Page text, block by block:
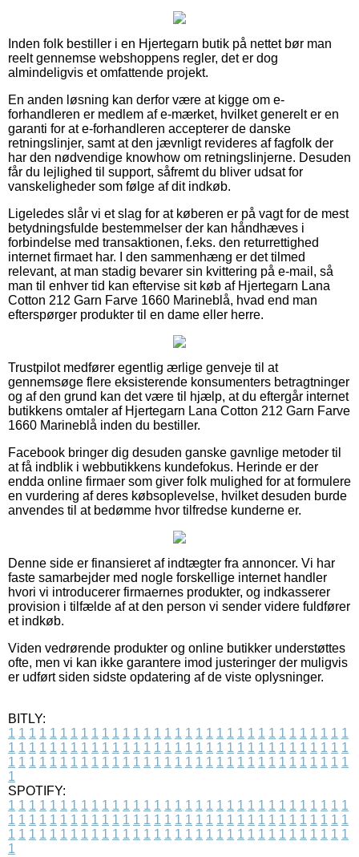
Inden folk bestiller i en Hjertegarn butik på nettet bør man
reelt gennemse webshoppens regler, det er dog
almindeligvis et omfattende projekt.
En anden løsning kan derfor være at kigge om e-
forhandleren er medlem af e-mærket, hvilket generelt er en
garanti for at e-forhandleren accepterer de danske
retningslinjer, samt at den jævnligt revideres af fagfolk der
har den nødvendige knowhow om retningslinjerne. Desuden
får du lejlighed til support, såfremt du bliver udsat for
vanskeligheder som følge af dit indkøb.
Ligeledes slår vi et slag for at køberen er på vagt for de mest
betydningsfulde bestemmelser der kan håndhæves i
forbindelse med transaktionen, f.eks. den returrettighed
internet firmaet har. I den sammenhæng er det tilmed
relevant, at man stadig bevarer sin kvittering på e-mail, så
man til enhver tid kan eftervise sit køb af Hjertegarn Lana
Cotton 212 Garn Farve 1660 Marineblå, hvad end man
efterspørger produkter til en dame eller herre.
Trustpilot medfører egentlig ærlige genveje til at
gennemsøge flere eksisterende konsumenters betragtninger
og af den grund kan det være til hjælp, at du eftergår internet
butikkens omtaler af Hjertegarn Lana Cotton 212 Garn Farve
1660 Marineblå inden du bestiller.
Facebook bringer dig desuden ganske gavnlige metoder til
at få indblik i webbutikkens kundefokus. Herinde er der
endda online firmaer som giver folk mulighed for at formulere
en vurdering af deres købsoplevelse, hvilket desuden burde
anvendes til at bedømme hvor tilfredse kunderne er.
Denne side er finansieret af indtægter fra annoncer. Vi har
faste samarbejder med nogle forskellige internet handler
hvori vi introducerer firmaernes produkter, og indkasserer
provision i tilfælde af at den person vi sender videre fuldfører
et indkøb.
Viden vedrørende produkter og online butikker understøttes
ofte, men vi kan ikke garantere imod justeringer der muligvis
er udført siden sidste opdatering af de viste oplysninger.
BITLY:
1 1 1 1 1 1 1 1 1 1 1 1 1 1 1 1 1 1 1 1 1 1 1 1 1 1 1 1 1 1 1 1 1
1 1 1 1 1 1 1 1 1 1 1 1 1 1 1 1 1 1 1 1 1 1 1 1 1 1 1 1 1 1 1 1 1
1 1 1 1 1 1 1 1 1 1 1 1 1 1 1 1 1 1 1 1 1 1 1 1 1 1 1 1 1 1 1 1 1
1
SPOTIFY:
1 1 1 1 1 1 1 1 1 1 1 1 1 1 1 1 1 1 1 1 1 1 1 1 1 1 1 1 1 1 1 1 1
1 1 1 1 1 1 1 1 1 1 1 1 1 1 1 1 1 1 1 1 1 1 1 1 1 1 1 1 1 1 1 1 1
1 1 1 1 1 1 1 1 1 1 1 1 1 1 1 1 1 1 1 1 1 1 1 1 1 1 1 1 1 1 1 1 1
1